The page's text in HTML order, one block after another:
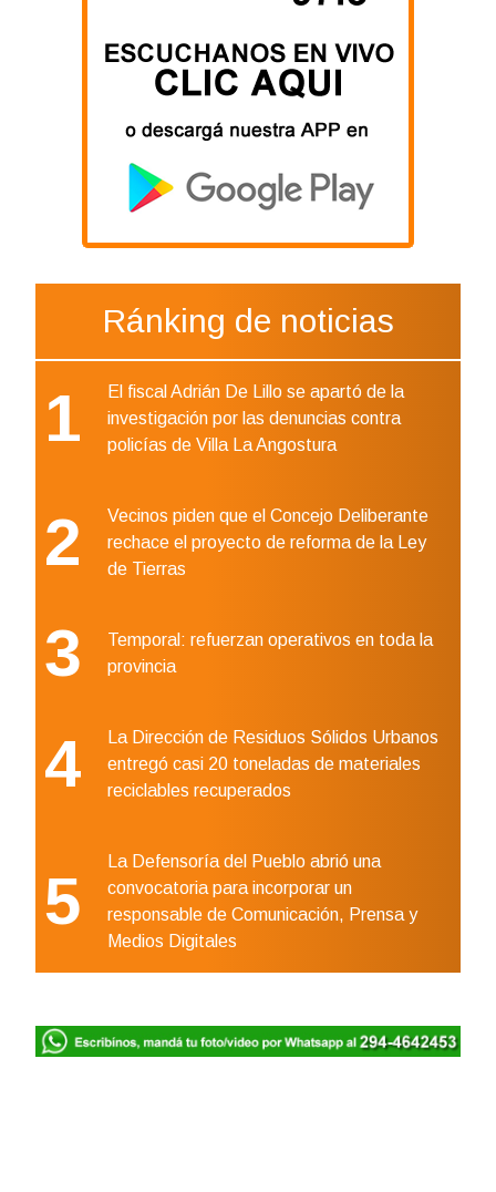
Ránking de noticias
1
El fiscal Adrián De Lillo se apartó de la
investigación por las denuncias contra
policías de Villa La Angostura
2
Vecinos piden que el Concejo Deliberante
rechace el proyecto de reforma de la Ley
de Tierras
3
Temporal: refuerzan operativos en toda la
provincia
4
La Dirección de Residuos Sólidos Urbanos
entregó casi 20 toneladas de materiales
reciclables recuperados
5
La Defensoría del Pueblo abrió una
convocatoria para incorporar un
responsable de Comunicación, Prensa y
Medios Digitales